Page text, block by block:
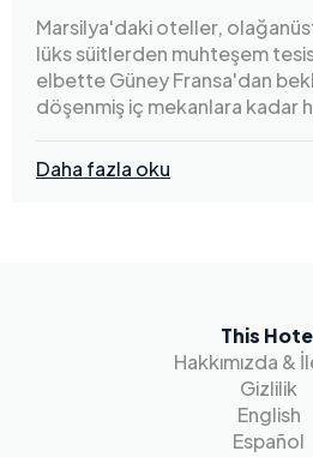
Marsilya'daki oteller,
lüks süitlerden muhteşem
elbette Güney Fransa'dan
döşenmiş iç mekanlara kadar
Daha fazla oku
This
Hakkımızda &
Gizlilik
English
Español